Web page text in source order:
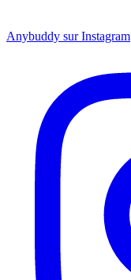
Anybuddy sur Instagram